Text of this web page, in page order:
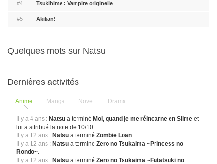
#4 Tsukihime : Vampire originelle
#5 Akikan!
Quelques mots sur Natsu
Dernières activités
Anime Manga Novel Drama
Il y a 4 ans : Natsu a terminé Moi, quand je me réincarne en Slime et
lui a attribué la note de 10/10.
Il y a 12 ans : Natsu a terminéZombie Loan.
Il y a 12 ans : Natsu a terminéZero no Tsukaima ~Princess no
Rondo~.
Il y a 12 ans : Natsu a terminéZero no Tsukaima ~Futatsuki no